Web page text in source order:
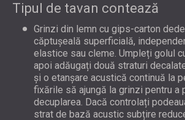
Tipul de tavan contează
Grinzi din lemn cu gips-carton
căptușeală superficială,
elastice sau cleme. Umpleți golul
apoi adăugați două straturi
și o etanșare acustică continuă la
fixările să ajungă la grinzi pentru a
decuplarea. Dacă controlați
strat de bază acustic subțire